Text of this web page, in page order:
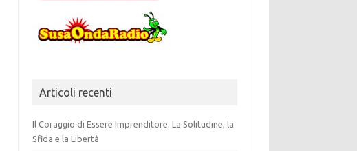
Articoli recenti
Il Coraggio di Essere Imprenditore: La Solitudine, la
Sfida e la Libertà